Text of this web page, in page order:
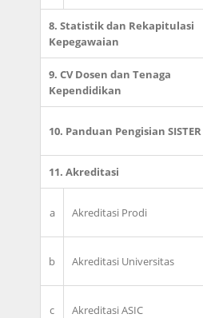
8. Statistik dan Rekapitulasi
Kepegawaian
9. CV Dosen dan Tenaga
Kependidikan
10. Panduan Pengisian
11. Akreditasi
a Akreditasi Prodi
b Akreditasi Universitas
c Akreditasi ASIC